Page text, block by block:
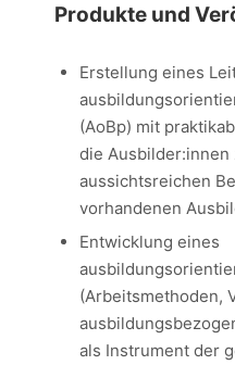
Produkte und
Erstellung eines
(AoBp) mit
die
aussichtsreichen
vorhandenen
Entwicklung eines
(Arbeitsmethoden,
als Instrument der